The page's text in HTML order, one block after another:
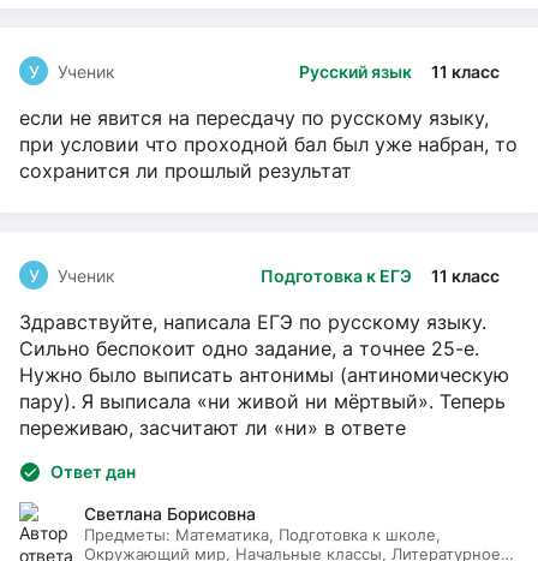
Русский язык 11 класс
У Ученик
если не явится на пересдачу по русскому языку,
при условии что проходной бал был уже набран, то
сохранится ли прошлый результат
Подготовка к ЕГЭ 11 класс
У Ученик
Здравствуйте, написала ЕГЭ по русскому языку.
Сильно беспокоит одно задание, а точнее 25-е.
Нужно было выписать антонимы (антиномическую
пару). Я выписала «ни живой ни мёртвый». Теперь
переживаю, засчитают ли «ни» в ответе
Ответ дан
Светлана Борисовна
Предметы: Математика, Подготовка к школе,
Окружающий мир, Начальные классы, Литературное